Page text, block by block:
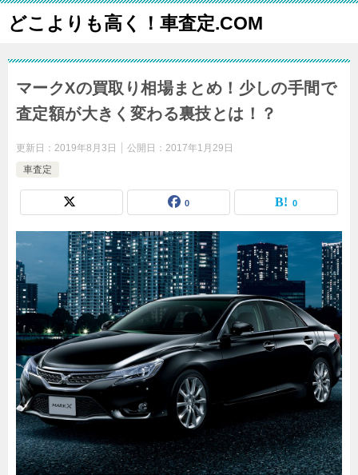
どこよりも高く！車査定.COM
マークXの買取り相場まとめ！少しの手間で
査定額が大きく変わる裏技とは！？
更新日： 2019年8月3日 公開日： 2017年1月29日
車査定
0 0